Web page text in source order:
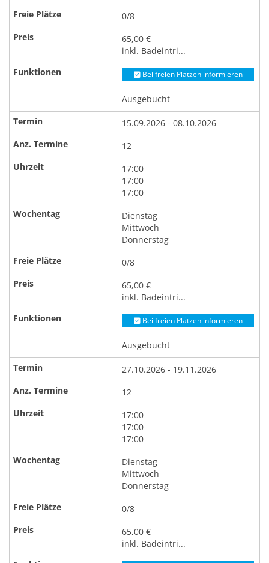
0/8
65,00 €
inkl. Badeintri...
Bei freien Plätzen informieren
Ausgebucht
15.09.2026 - 08.10.2026
12
17:00
17:00
17:00
Dienstag
Mittwoch
Donnerstag
0/8
65,00 €
inkl. Badeintri...
Bei freien Plätzen informieren
Ausgebucht
27.10.2026 - 19.11.2026
12
17:00
17:00
17:00
Dienstag
Mittwoch
Donnerstag
0/8
65,00 €
inkl. Badeintri...